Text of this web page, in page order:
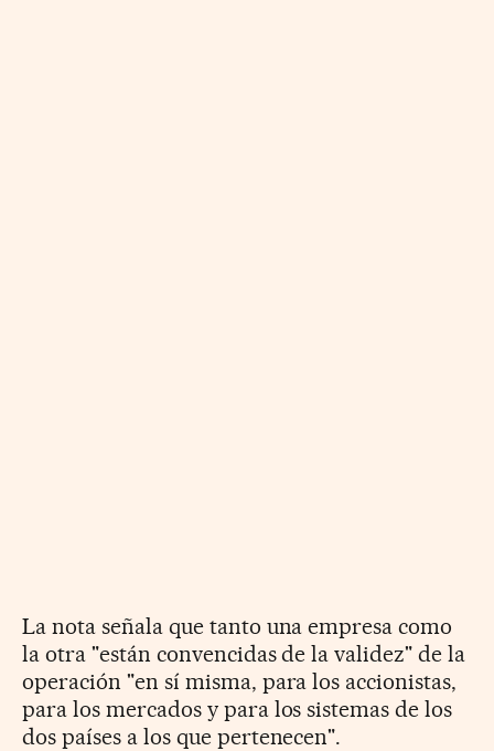
La nota señala que tanto una empresa como
la otra "están convencidas de la validez" de la
operación "en sí misma, para los accionistas,
para los mercados y para los sistemas de los
dos países a los que pertenecen".